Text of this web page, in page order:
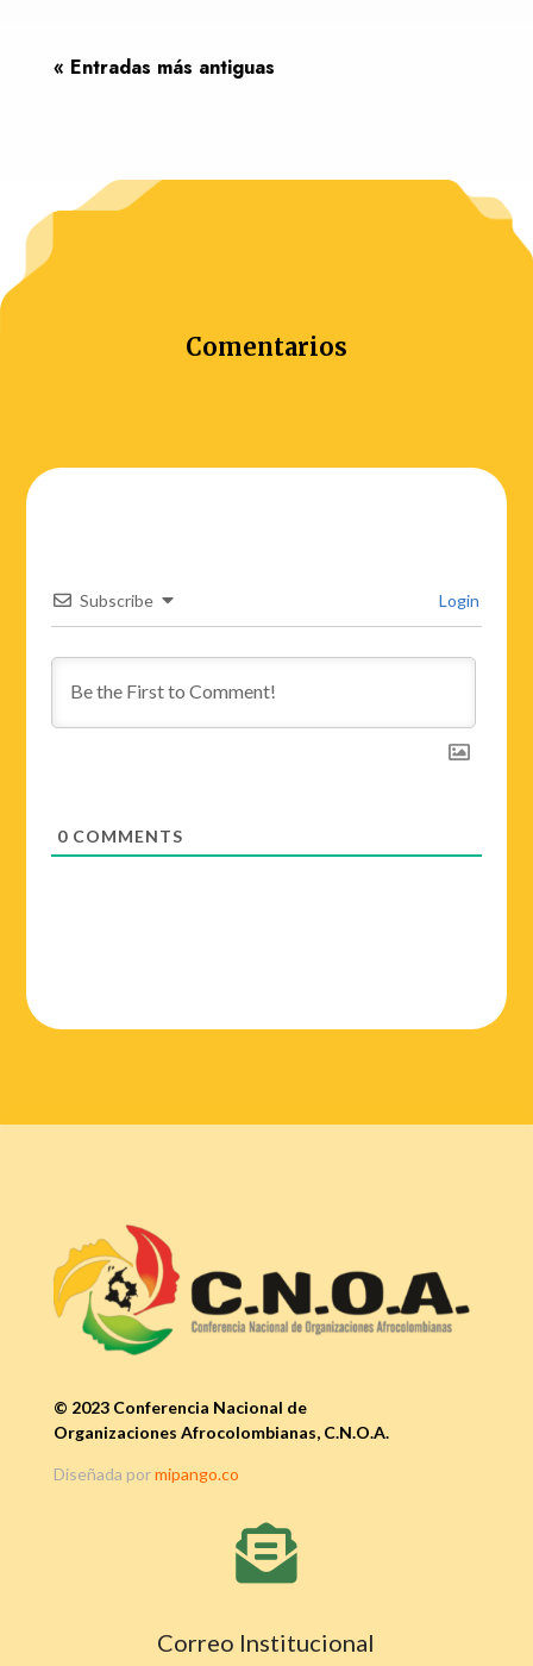
« Entradas más antiguas
Comentarios
Subscribe Login
0 COMMENTS
© 2023 Conferencia Nacional de
Organizaciones Afrocolombianas, C.N.O.A.
Diseñada pormipango.co

Correo Institucional